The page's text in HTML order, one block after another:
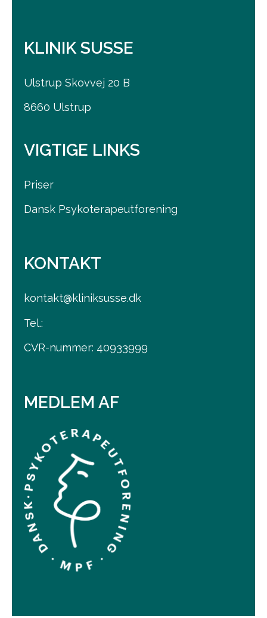
KLINIK SUSSE
Ulstrup Skovvej 20 B
8660 Ulstrup
VIGTIGE LINKS
Priser
Dansk Psykoterapeutforening
KONTAKT
kontakt@kliniksusse.dk
Tel.:
CVR-nummer: 40933999
MEDLEM AF